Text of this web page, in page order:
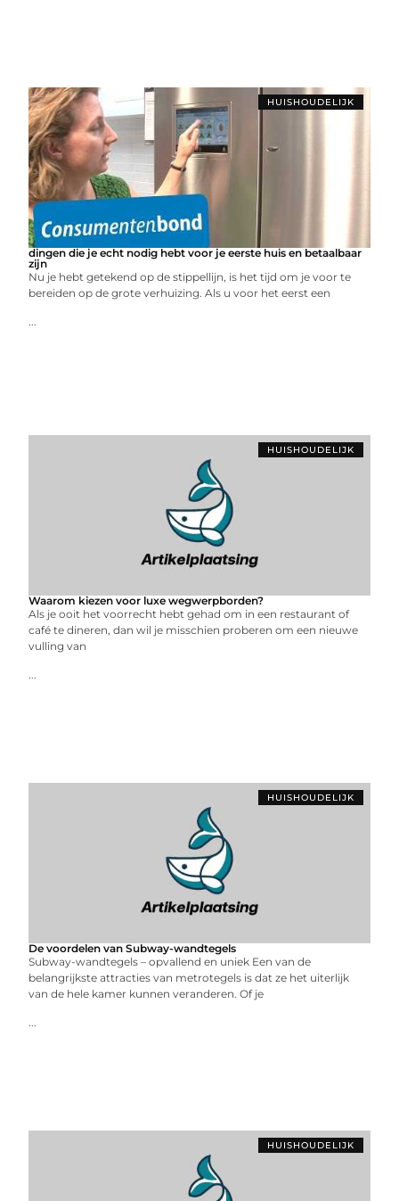
HUISHOUDELIJK
dingen die je echt nodig hebt voor je eerste huis en betaalbaar
zijn
Nu je hebt getekend op de stippellijn, is het tijd om je voor te
bereiden op de grote verhuizing. Als u voor het eerst een
...
HUISHOUDELIJK
Waarom kiezen voor luxe wegwerpborden?
Als je ooit het voorrecht hebt gehad om in een restaurant of
café te dineren, dan wil je misschien proberen om een ​​nieuwe
vulling van
...
HUISHOUDELIJK
De voordelen van Subway-wandtegels
Subway-wandtegels – opvallend en uniek Een van de
belangrijkste attracties van metrotegels is dat ze het uiterlijk
van de hele kamer kunnen veranderen. Of je
...
HUISHOUDELIJK